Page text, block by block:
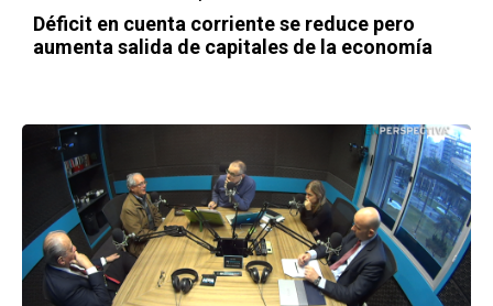
Déficit en cuenta corriente se reduce pero
aumenta salida de capitales de la economía